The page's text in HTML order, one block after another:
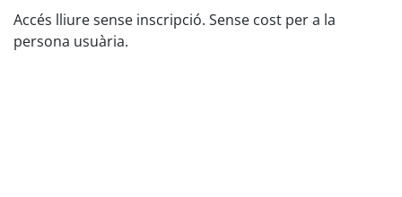
Accés lliure sense inscripció. Sense cost per a la
persona usuària.